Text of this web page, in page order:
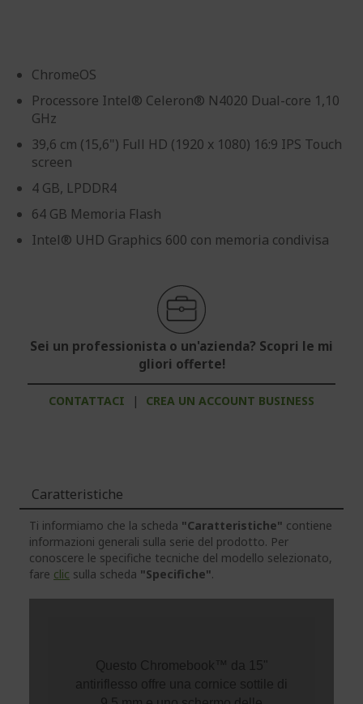
ChromeOS
Processore Intel® Celeron® N4020 Dual-core 1,10
GHz
39,6 cm (15,6") Full HD (1920 x 1080) 16:9 IPS Touch
screen
4 GB, LPDDR4
64 GB Memoria Flash
Intel® UHD Graphics 600 con memoria condivisa
Sei un professionista o un'azienda? Scopri le mi
gliori offerte!
CONTATTACI | CREA UN ACCOUNT BUSINESS
Caratteristiche
Ti informiamo che la scheda "Caratteristiche" contiene
informazioni generali sulla serie del prodotto. Per
conoscere le specifiche tecniche del modello selezionato,
fare clic sulla scheda "Specifiche".